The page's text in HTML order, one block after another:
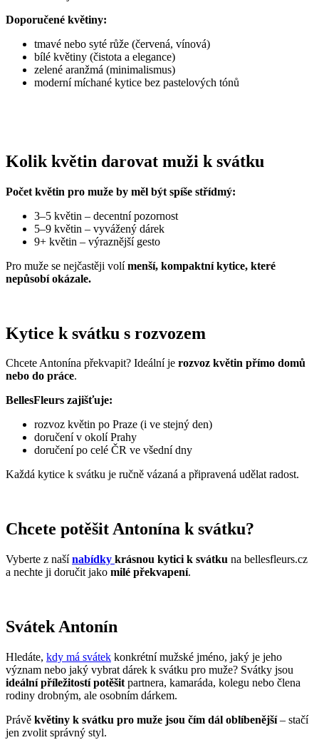
Doporučené květiny:
tmavé nebo syté růže (červená, vínová)
bílé květiny (čistota a elegance)
zelené aranžmá (minimalismus)
moderní míchané kytice bez pastelových tónů
Kolik květin darovat muži k svátku
Počet květin pro muže by měl být spíše střídmý:
3–5 květin – decentní pozornost
5–9 květin – vyvážený dárek
9+ květin – výraznější gesto
Pro muže se nejčastěji volímenší, kompaktní kytice, které
nepůsobí okázale.
Kytice k svátku s rozvozem
Chcete Antonína překvapit? Ideální je rozvoz květin přímo domů
nebo do práce.
BellesFleurs zajišťuje:
rozvoz květin po Praze (i ve stejný den)
doručení v okolí Prahy
doručení po celé ČR ve všední dny
Každá kytice k svátku je ručně vázaná a připravená udělat radost.
Chcete potěšit Antonína k svátku?
Vyberte z našínabídky krásnou kytici k svátku na bellesfleurs.cz
a nechte ji doručit jako milé překvapení.
Svátek Antonín
Hledáte, kdy má svátek konkrétní mužské jméno, jaký je jeho
význam nebo jaký vybrat dárek k svátku pro muže? Svátky jsou
ideální příležitostí potěšit partnera, kamaráda, kolegu nebo člena
rodiny drobným, ale osobním dárkem.
Právě květiny k svátku pro muže jsou čím dál oblíbenější– stačí
jen zvolit správný styl.